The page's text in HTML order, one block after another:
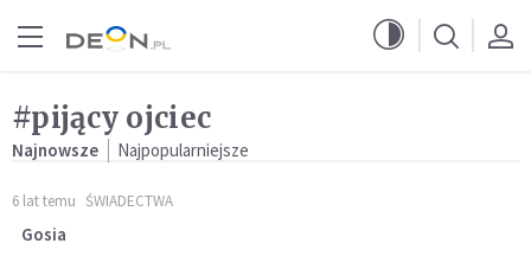
#pijący ojciec
Najnowsze Najpopularniejsze
6 lat temu ŚWIADECTWA
Gosia